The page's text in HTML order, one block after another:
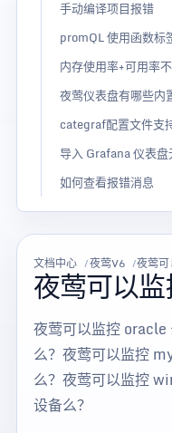
手动编译项目报错
promQL 使用函数标
内存使用率+可用率
夜莺仪表盘有哪些内
categraf配置文件支
导入 Grafana 仪表
如何查看报错消息
文档中心 夜莺V6 夜莺可
夜莺可以监
夜莺可以监控
么？夜莺可以监控
么？夜莺可以监控
设备么？